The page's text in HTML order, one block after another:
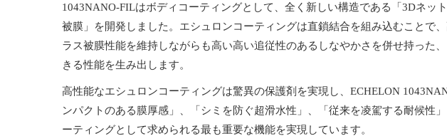
1043NANO-FILはボディコーティングとして、全く新しい構造である「3Dネッ
被膜」を開発しました。エシュロンコーティングは直鎖結合を組み込むことで
ラス被膜性能を維持しながらも高い高い追従性のあるしなやかさを併せ持った
きる性能を生み出します。
高性能なエシュロンコーティングは驚異の保護剤を実現し、ECHELON
ンパクトのある膜厚感」、「シミを防ぐ超滑水性」、「従来を凌駕する耐候性
ーティングとして求められる最も重要な機能を実現しています。